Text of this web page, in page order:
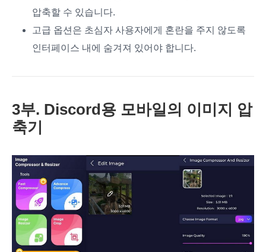
압축할 수 있습니다.
고급 옵션은 초심자 사용자에게 혼란을 주지 않도록
인터페이스 내에 숨겨져 있어야 합니다.
3부. Discord용 모바일의 이미지 압
축기